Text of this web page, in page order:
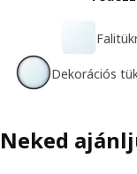
Dekorációs
Neked